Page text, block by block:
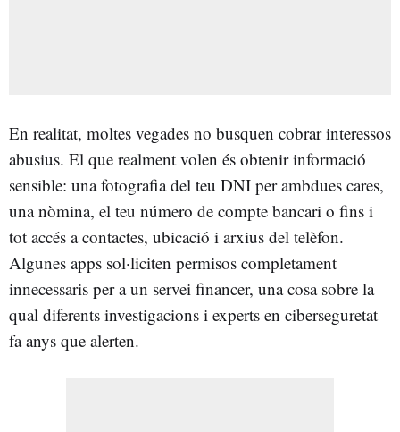
En realitat, moltes vegades no busquen cobrar interessos
abusius. El que realment volen és obtenir informació
sensible: una fotografia del teu DNI per ambdues cares,
una nòmina, el teu número de compte bancari o fins i
tot accés a contactes, ubicació i arxius del telèfon.
Algunes apps sol·liciten permisos completament
innecessaris per a un servei financer, una cosa sobre la
qual diferents investigacions i experts en ciberseguretat
fa anys que alerten.